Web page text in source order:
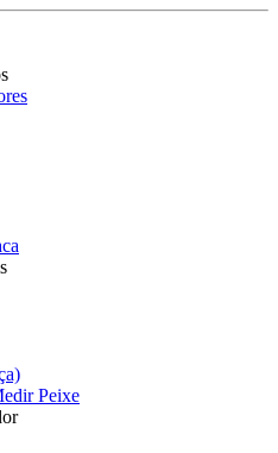
Peixe